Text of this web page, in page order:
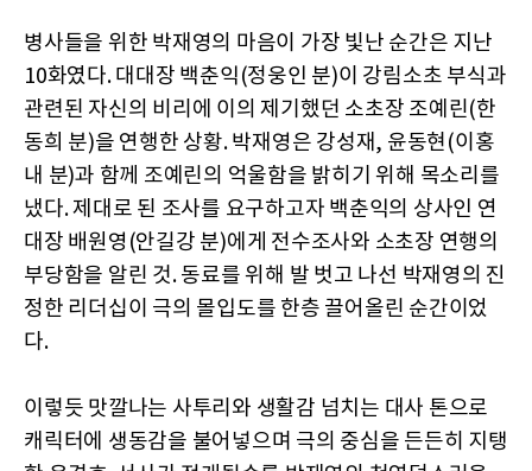
병사들을 위한 박재영의 마음이 가장 빛난 순간은 지난
10화였다. 대대장 백춘익(정웅인 분)이 강림소초 부식과
관련된 자신의 비리에 이의 제기했던 소초장 조예린(한
동희 분)을 연행한 상황. 박재영은 강성재, 윤동현(이홍
내 분)과 함께 조예린의 억울함을 밝히기 위해 목소리를
냈다. 제대로 된 조사를 요구하고자 백춘익의 상사인 연
대장 배원영(안길강 분)에게 전수조사와 소초장 연행의
부당함을 알린 것. 동료를 위해 발 벗고 나선 박재영의 진
정한 리더십이 극의 몰입도를 한층 끌어올린 순간이었
다.
이렇듯 맛깔나는 사투리와 생활감 넘치는 대사 톤으로
캐릭터에 생동감을 불어넣으며 극의 중심을 든든히 지탱